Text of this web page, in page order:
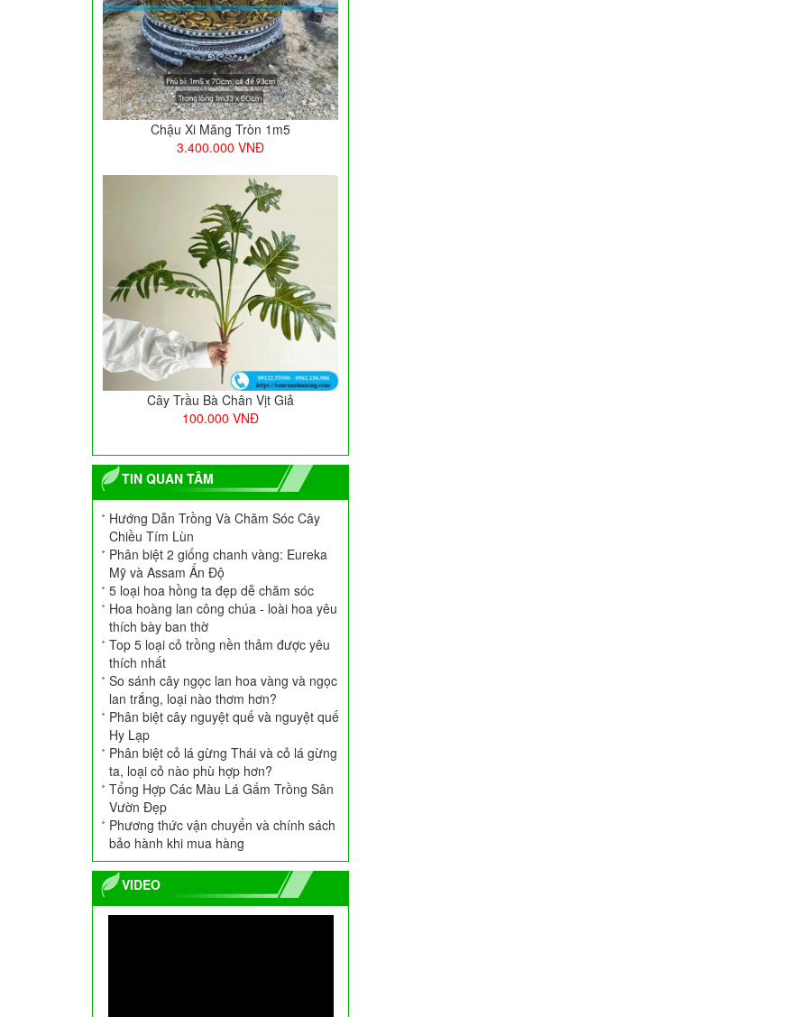
Chậu Xi Măng Tròn 1m5
3.400.000 VNĐ
Cây Trầu Bà Chân Vịt Giả
100.000 VNĐ
700.000VNĐ
TIN QUAN TÂM
Hướng Dẫn Trồng Và Chăm Sóc Cây
Chiều Tím Lùn
Phân biệt 2 giống chanh vàng: Eureka
Mỹ và Assam Ấn Độ
5 loại hoa hồng ta đẹp dễ chăm sóc
Hoa hoàng lan công chúa - loài hoa yêu
thích bày ban thờ
Top 5 loại cỏ trồng nền thảm được yêu
thích nhất
So sánh cây ngọc lan hoa vàng và ngọc
lan trắng, loại nào thơm hơn?
Phân biệt cây nguyệt quế và nguyệt quế
Hy Lạp
Phân biệt cỏ lá gừng Thái và cỏ lá gừng
ta, loại cỏ nào phù hợp hơn?
Tổng Hợp Các Màu Lá Gấm Trồng Sân
Vườn Đẹp
Phương thức vận chuyển và chính sách
bảo hành khi mua hàng
VIDEO